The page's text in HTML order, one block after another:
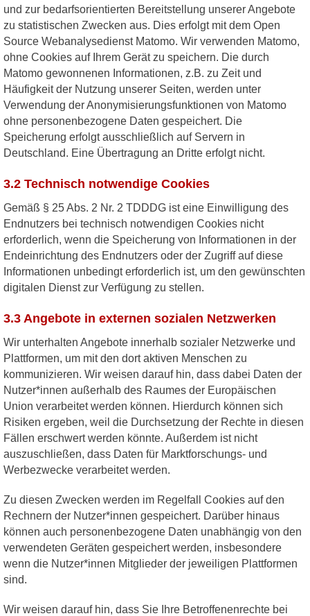
und zur bedarfsorientierten Bereitstellung unserer Angebote
zu statistischen Zwecken aus. Dies erfolgt mit dem Open
Source Webanalysedienst Matomo. Wir verwenden Matomo,
ohne Cookies auf Ihrem Gerät zu speichern. Die durch
Matomo gewonnenen Informationen, z.B. zu Zeit und
Häufigkeit der Nutzung unserer Seiten, werden unter
Verwendung der Anonymisierungsfunktionen von Matomo
ohne personenbezogene Daten gespeichert. Die
Speicherung erfolgt ausschließlich auf Servern in
Deutschland. Eine Übertragung an Dritte erfolgt nicht.
3.2 Technisch notwendige Cookies
Gemäß § 25 Abs. 2 Nr. 2 TDDDG ist eine Einwilligung des
Endnutzers bei technisch notwendigen Cookies nicht
erforderlich, wenn die Speicherung von Informationen in der
Endeinrichtung des Endnutzers oder der Zugriff auf diese
Informationen unbedingt erforderlich ist, um den gewünschten
digitalen Dienst zur Verfügung zu stellen.
3.3 Angebote in externen sozialen Netzwerken
Wir unterhalten Angebote innerhalb sozialer Netzwerke und
Plattformen, um mit den dort aktiven Menschen zu
kommunizieren. Wir weisen darauf hin, dass dabei Daten der
Nutzer*innen außerhalb des Raumes der Europäischen
Union verarbeitet werden können. Hierdurch können sich
Risiken ergeben, weil die Durchsetzung der Rechte in diesen
Fällen erschwert werden könnte. Außerdem ist nicht
auszuschließen, dass Daten für Marktforschungs- und
Werbezwecke verarbeitet werden.
Zu diesen Zwecken werden im Regelfall Cookies auf den
Rechnern der Nutzer*innen gespeichert. Darüber hinaus
können auch personenbezogene Daten unabhängig von den
verwendeten Geräten gespeichert werden, insbesondere
wenn die Nutzer*innen Mitglieder der jeweiligen Plattformen
sind.
Wir weisen darauf hin, dass Sie Ihre Betroffenenrechte bei